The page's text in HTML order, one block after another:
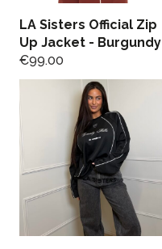
LA Sisters Official Zip
Up Jacket - Burgundy
€99.00